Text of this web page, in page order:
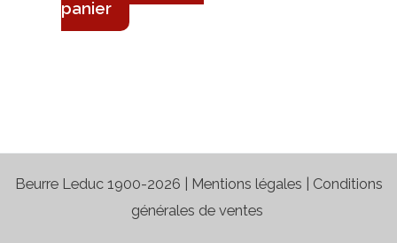
panier
Beurre Leduc 1900-2026 | Mentions légales
Conditions
générales de ventes